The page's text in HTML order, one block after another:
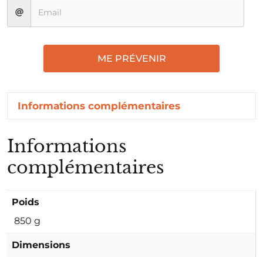
ME PRÉVENIR
Informations complémentaires
Informations
complémentaires
Poids
850 g
Dimensions